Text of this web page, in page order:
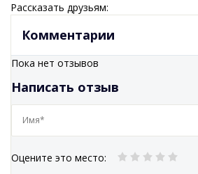
Рассказать друзьям:
Комментарии
Пока нет отзывов
Написать отзыв
Оцените это место: